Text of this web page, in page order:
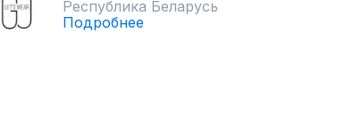
Республика Беларусь
Подробнее